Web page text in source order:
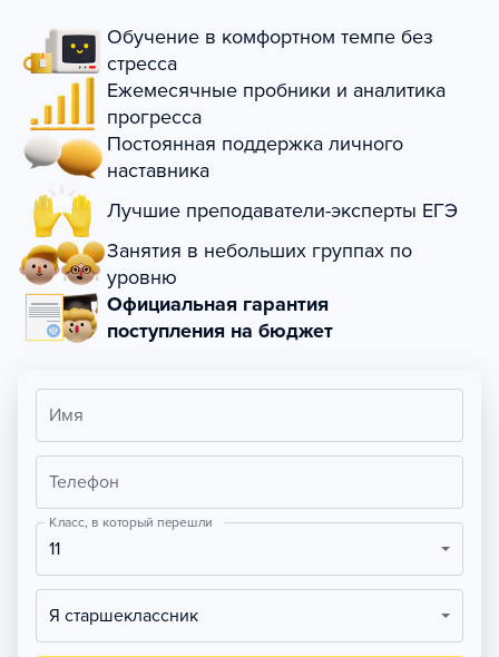
Обучение в комфортном темпе без
стресса
Ежемесячные пробники и аналитика
прогресса
Постоянная поддержка личного
наставника
Лучшие преподаватели-эксперты ЕГЭ
Занятия в небольших группах по
уровню
Официальная гарантия
поступления на бюджет
Имя
Телефон
Класс, в который перешли
11
Я старшеклассник